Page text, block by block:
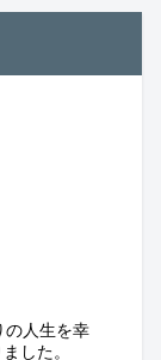
の人生を幸
した。